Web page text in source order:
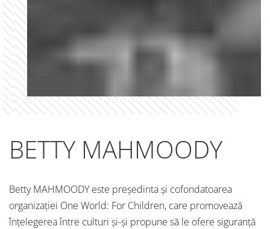
BETTY MAHMOODY
Betty MAHMOODY este preşedinta şi cofondatoarea
organizaţiei One World: For Children, care promovează
înţelegerea între culturi şi-şi propune să le ofere siguranţă